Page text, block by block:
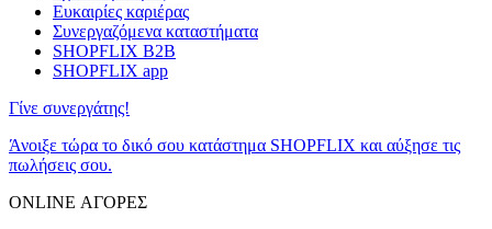
Ευκαιρίες καριέρας
Συνεργαζόμενα καταστήματα
SHOPFLIX B2B
SHOPFLIX app
Γίνε συνεργάτης!
Άνοιξε τώρα το δικό σου κατάστημα SHOPFLIX και αύξησε τις
πωλήσεις σου.
ONLINE ΑΓΟΡΕΣ